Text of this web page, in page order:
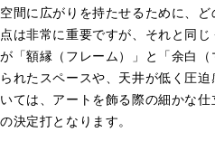
空間に広がりを持たせるために、
点は非常に重要ですが、それと同
が「額縁（フレーム）」と「余白
られたスペースや、天井が低く圧
いては、アートを飾る際の細かな
の決定打となります。